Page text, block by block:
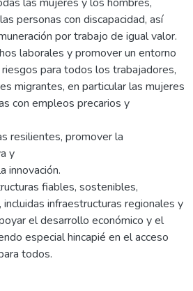
personas con discapacidad, así
por trabajo de igual valor.
laborales y promover un entorno
para todos los trabajadores,
migrantes, en particular las mujeres
con empleos precarios y
resilientes, promover la
y
innovación.
fiables, sostenibles,
infraestructuras regionales y
el desarrollo económico y el
especial hincapié en el acceso
todos.